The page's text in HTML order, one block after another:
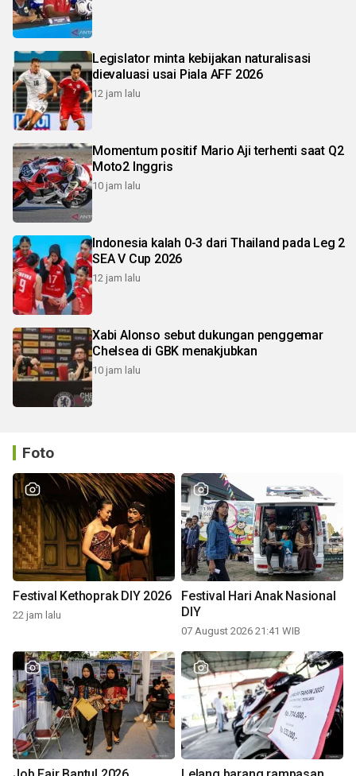
Legislator minta kebijakan naturalisasi
dievaluasi usai Piala AFF 2026
12 jam lalu
Momentum positif Mario Aji terhenti saat Q2
Moto2 Inggris
10 jam lalu
Indonesia kalah 0-3 dari Thailand pada Leg 2
SEA V Cup 2026
12 jam lalu
Xabi Alonso sebut dukungan penggemar
Chelsea di GBK menakjubkan
10 jam lalu
Foto
Festival Kethoprak DIY 2026
22 jam lalu
Festival Hari Anak Nasional
DIY
07 August 2026 21:41 WIB